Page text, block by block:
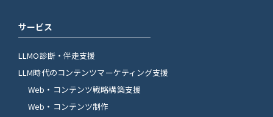
サービス
LLMO診断・伴走支援
LLM時代のコンテンツマーケティング支援
Web・コンテンツ戦略構築支援
Web・コンテンツ制作